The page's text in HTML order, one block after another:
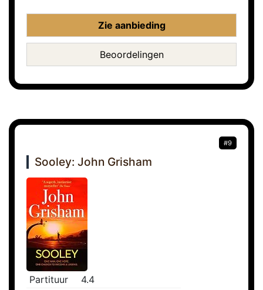
Zie aanbieding
Beoordelingen
#9
Sooley: John Grisham
Partituur
4.4